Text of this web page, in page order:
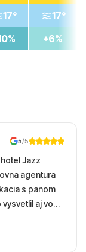
17°
17°
6%
5/5
Jazz
agentura
s panom
aj vo
Hotel
more,